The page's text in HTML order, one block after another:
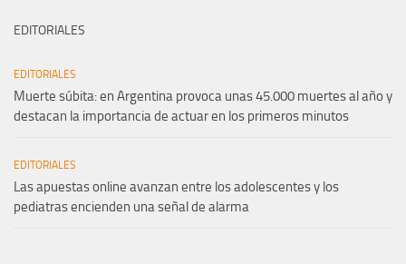
EDITORIALES
EDITORIALES
Muerte súbita: en Argentina provoca unas 45.000 muertes al año y
destacan la importancia de actuar en los primeros minutos
EDITORIALES
Las apuestas online avanzan entre los adolescentes y los
pediatras encienden una señal de alarma